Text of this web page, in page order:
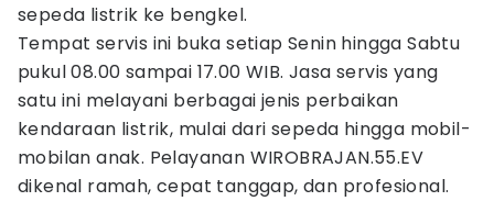
sepeda listrik ke bengkel.
Tempat servis ini buka setiap Senin hingga Sabtu
pukul 08.00 sampai 17.00 WIB. Jasa servis yang
satu ini melayani berbagai jenis perbaikan
kendaraan listrik, mulai dari sepeda hingga mobil-
mobilan anak. Pelayanan WIROBRAJAN.55.EV
dikenal ramah, cepat tanggap, dan profesional.